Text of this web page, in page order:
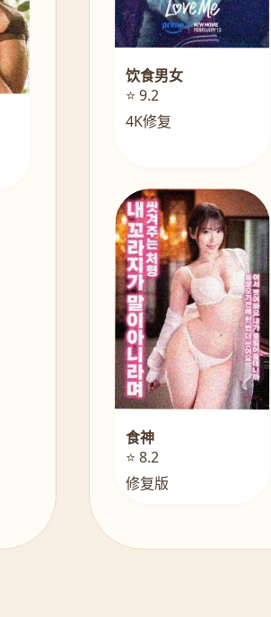
饮食男女
⭐ 9.2
4K修复
食神
⭐ 8.2
修复版